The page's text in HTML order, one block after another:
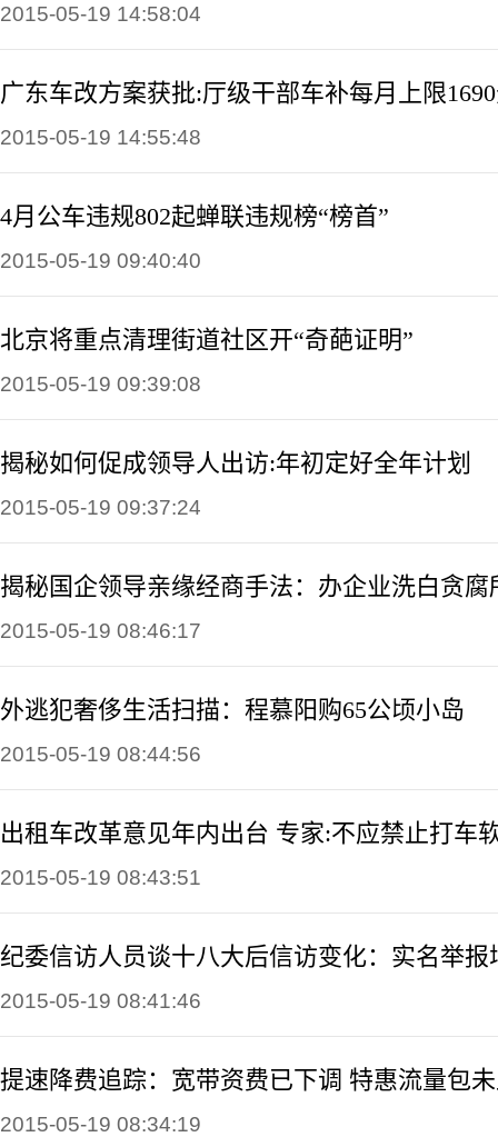
2015-05-19 14:58:04
广东车改方案获批:厅级干部车补每月上限
2015-05-19 14:55:48
4月公车违规802起蝉联违规榜“榜首”
2015-05-19 09:40:40
北京将重点清理街道社区开“奇葩证明”
2015-05-19 09:39:08
揭秘如何促成领导人出访:年初定好全年计划
2015-05-19 09:37:24
揭秘国企领导亲缘经商手法：办企业洗白贪腐
2015-05-19 08:46:17
外逃犯奢侈生活扫描：程慕阳购65公顷小岛
2015-05-19 08:44:56
出租车改革意见年内出台 专家:不应禁止打车
2015-05-19 08:43:51
纪委信访人员谈十八大后信访变化：实名举报
2015-05-19 08:41:46
提速降费追踪：宽带资费已下调 特惠流量包
2015-05-19 08:34:19